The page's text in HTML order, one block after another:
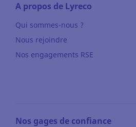
A propos de Lyreco
Qui sommes-nous ?
Nous rejoindre
Nos engagements RSE
Nos gages de confiance